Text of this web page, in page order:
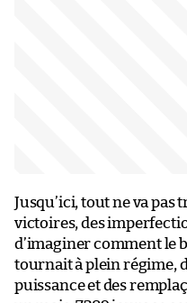
Jusqu’ici, tout ne va pas
victoires, des
d’imaginer comment le
tournait à plein régime,
puissance et des